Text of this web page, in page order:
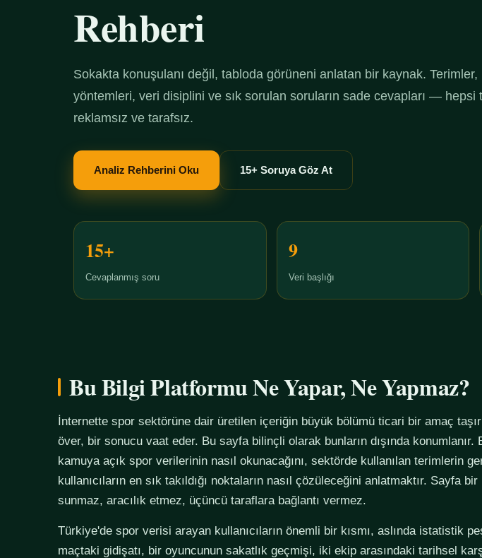
Rehberi
Sokakta konuşulanı değil, tabloda görüneni anlatan bir kaynak.
yöntemleri, veri disiplini ve sık sorulan soruların sade cevapları — hepsi
reklamsız ve tarafsız.
Analiz Rehberini Oku 15+ Soruya Göz At
15+
Cevaplanmış soru
9
Veri başlığı
Bu Bilgi Platformu Ne Yapar, Ne Yapmaz?
İnternette spor sektörüne dair üretilen içeriğin büyük bölümü ticari bir amaç
över, bir sonucu vaat eder. Bu sayfa bilinçli olarak bunların dışında konumlanır.
kamuya açık spor verilerinin nasıl okunacağını, sektörde kullanılan terimlerin
kullanıcıların en sık takıldığı noktaların nasıl çözüleceğini anlatmaktır. Sayfa
sunmaz, aracılık etmez, üçüncü taraflara bağlantı vermez.
Türkiye'de spor verisi arayan kullanıcıların önemli bir kısmı, aslında istatistik
maçtaki gidişatı, bir oyuncunun sakatlık geçmişi, iki ekip arasındaki tarihsel